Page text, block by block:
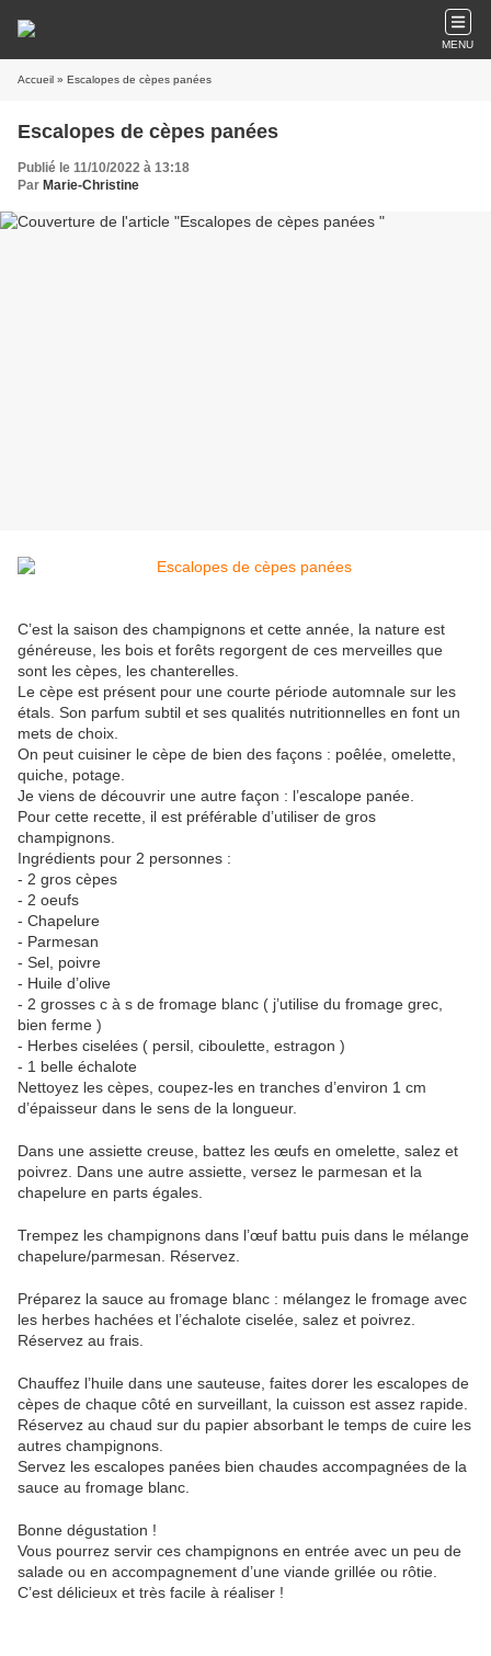
MENU
Accueil » Escalopes de cèpes panées
Escalopes de cèpes panées
Publié le 11/10/2022 à 13:18
Par Marie-Christine
C’est la saison des champignons et cette année, la nature est
généreuse, les bois et forêts regorgent de ces merveilles que
sont les cèpes, les chanterelles.
Le cèpe est présent pour une courte période automnale sur les
étals. Son parfum subtil et ses qualités nutritionnelles en font un
mets de choix.
On peut cuisiner le cèpe de bien des façons : poêlée, omelette,
quiche, potage.
Je viens de découvrir une autre façon : l’escalope panée.
Pour cette recette, il est préférable d’utiliser de gros
champignons.
Ingrédients pour 2 personnes :
- 2 gros cèpes
- 2 oeufs
- Chapelure
- Parmesan
- Sel, poivre
- Huile d’olive
- 2 grosses c à s de fromage blanc ( j’utilise du fromage grec,
bien ferme )
- Herbes ciselées ( persil, ciboulette, estragon )
- 1 belle échalote
Nettoyez les cèpes, coupez-les en tranches d’environ 1 cm
d’épaisseur dans le sens de la longueur.
Dans une assiette creuse, battez les œufs en omelette, salez et
poivrez. Dans une autre assiette, versez le parmesan et la
chapelure en parts égales.
Trempez les champignons dans l’œuf battu puis dans le mélange
chapelure/parmesan. Réservez.
Préparez la sauce au fromage blanc : mélangez le fromage avec
les herbes hachées et l’échalote ciselée, salez et poivrez.
Réservez au frais.
Chauffez l’huile dans une sauteuse, faites dorer les escalopes de
cèpes de chaque côté en surveillant, la cuisson est assez rapide.
Réservez au chaud sur du papier absorbant le temps de cuire les
autres champignons.
Servez les escalopes panées bien chaudes accompagnées de la
sauce au fromage blanc.
Bonne dégustation !
Vous pourrez servir ces champignons en entrée avec un peu de
salade ou en accompagnement d’une viande grillée ou rôtie.
C’est délicieux et très facile à réaliser !